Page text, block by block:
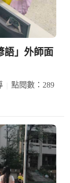
語」外師面
點閱數：289